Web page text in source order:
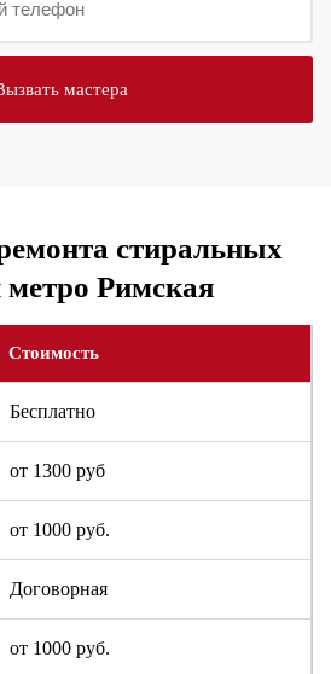
стиральных
Римская
Стоимость
Бесплатно
от 1300 руб
от 1000 руб.
Договорная
от 1000 руб.
предмет
машины